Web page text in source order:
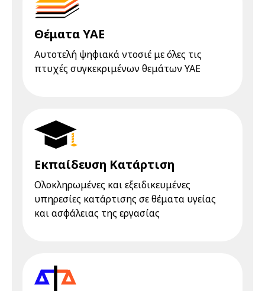
Θέματα ΥΑΕ
Αυτοτελή ψηφιακά ντοσιέ με όλες τις
πτυχές συγκεκριμένων θεμάτων ΥΑΕ
Εκπαίδευση Κατάρτιση
Ολοκληρωμένες και εξειδικευμένες
υπηρεσίες κατάρτισης σε θέματα υγείας
και ασφάλειας της εργασίας